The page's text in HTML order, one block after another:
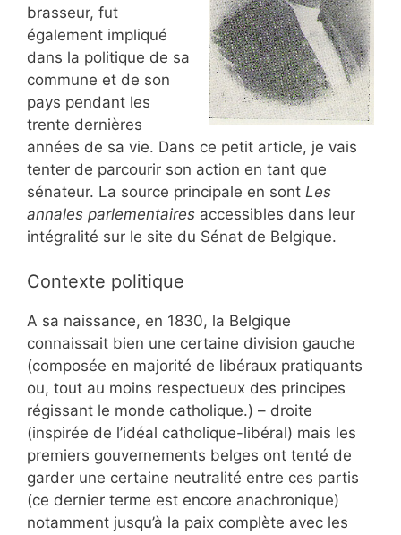
brasseur, fut
également impliqué
dans la politique de sa
commune et de son
pays pendant les
trente dernières
années de sa vie. Dans ce petit article, je vais
tenter de parcourir son action en tant que
sénateur. La source principale en sont Les
annales parlementaires accessibles dans leur
intégralité sur le site du Sénat de Belgique.
Contexte politique
A sa naissance, en 1830, la Belgique
connaissait bien une certaine division gauche
(composée en majorité de libéraux pratiquants
ou, tout au moins respectueux des principes
régissant le monde catholique.) – droite
(inspirée de l’idéal catholique-libéral) mais les
premiers gouvernements belges ont tenté de
garder une certaine neutralité entre ces partis
(ce dernier terme est encore anachronique)
notamment jusqu’à la paix complète avec les